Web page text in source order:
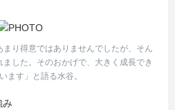
まり得意ではありませんでしたが、そん
した。そのおかげで、大きく成長でき
ます」と語る水谷。
み